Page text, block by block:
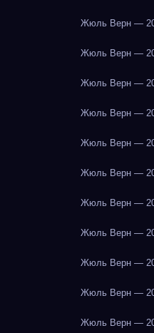
Жюль Верн — 20
Жюль Верн — 20
Жюль Верн — 20
Жюль Верн — 20
Жюль Верн — 20
Жюль Верн — 20
Жюль Верн — 20
Жюль Верн — 20
Жюль Верн — 20
Жюль Верн — 20
Жюль Верн — 20